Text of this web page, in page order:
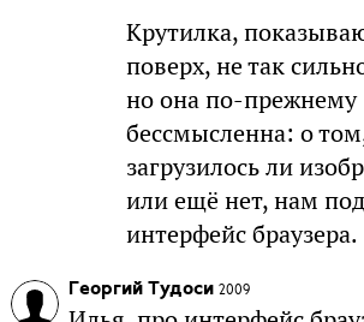
Крутилка,
поверх, не так
но она по-прежнему
бессмысленна: о
загрузилось ли
или ещё нет, нам
интерфейс браузера.
Георгий Тудоси 2009